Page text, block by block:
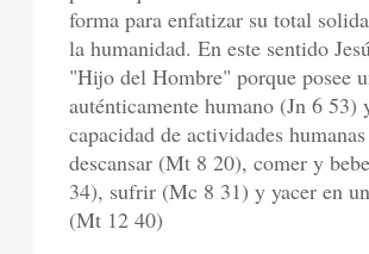
forma para enfatizar su total
la humanidad. En este sentido
"Hijo del Hombre" porque posee
auténticamente humano (Jn 6 53)
capacidad de actividades
descansar (Mt 8 20), comer y
34), sufrir (Mc 8 31) y yacer en
(Mt 12 40)